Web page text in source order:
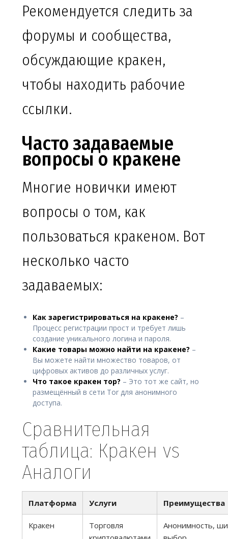
Рекомендуется следить за
форумы и сообщества,
обсуждающие кракен,
чтобы находить рабочие
ссылки.
Часто задаваемые
вопросы о кракене
Многие новички имеют
вопросы о том, как
пользоваться кракеном. Вот
несколько часто
задаваемых:
Как зарегистрироваться на кракене? –
Процесс регистрации прост и требует лишь
создание уникального логина и пароля.
Какие товары можно найти на кракене? –
Вы можете найти множество товаров, от
цифровых активов до различных услуг.
Что такое кракен тор? – Это тот же сайт, но
размещённый в сети Tor для анонимного
доступа.
Сравнительная
таблица: Кракен vs
Аналоги
Платформа Услуги Преимущества
Кракен
Торговля
Анонимность,